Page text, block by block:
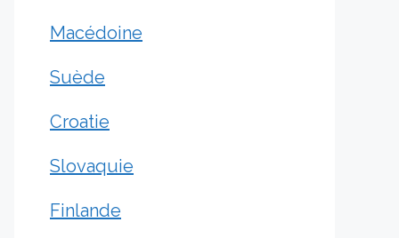
Macédoine
Suède
Croatie
Slovaquie
Finlande